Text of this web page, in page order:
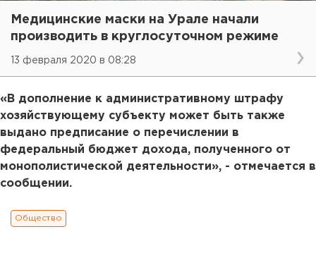
Медицинские маски на Урале начали
производить в круглосуточном режиме
13 февраля 2020 в 08:28
«В дополнение к административному штрафу
хозяйствующему субъекту может быть также
выдано предписание о перечислении в
федеральный бюджет дохода, полученного от
монополистической деятельности», - отмечается в
сообщении.
Общество